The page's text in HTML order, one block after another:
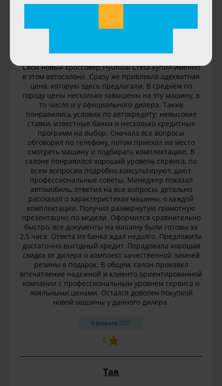
Свой новый кроссовер Hyundai Creta купил именно
в этом автосалоне. Сразу же привлекла адекватная
цена, которую здесь предлагали. В среднем по
городу цены несколько завышены на эту машину, в
то числе и у официального дилера. Также
понравились условия по автокредиту: невысокие
ставки, известные банки и несколько кредитных
программ на выбор. Сначала все вопросы
обговорил по телефону, потом приехал на место
смотреть машину и подбирать комплектацию. В
салоне понравился хороший уровень сервиса, по
всем вопросам подробно консультируют, дают
профессиональные советы. Менеджер показал
автомобиль, ответил на все вопросы, детально
рассказал о характеристиках машины, о каждой
комплектации. Получил развернутую грамотную
презентацию по модели. Оформился сравнительно
быстро, все документы на машину были готовы за
2,5 часа. Ответа из банка ждал недолго. Предложили
достаточно выгодный кредит. Порадовала хорошая
скидка от дилера и комплект качественной зимней
резины в подарок. В общем, салон произвел
впечатление надежной и клиенто ориентированной
компании с профессиональным уровнем сервиса и
лояльными ценами. Остался доволен покупкой
новой машины у данного дилера.
8 февраля 2021
5
Тая